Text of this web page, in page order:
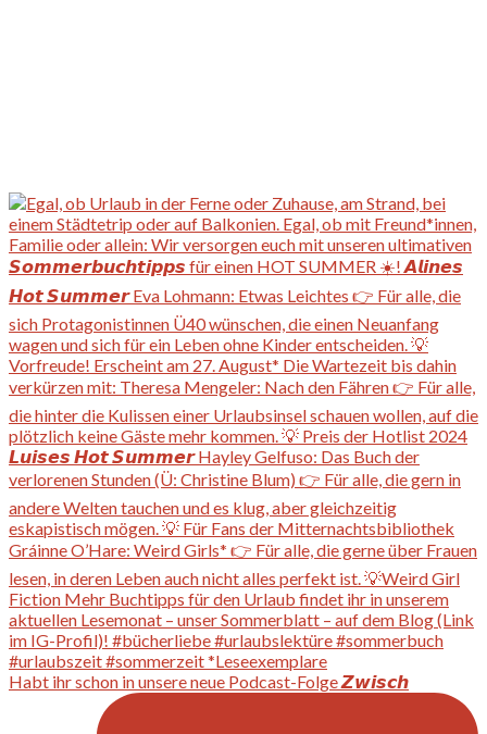
Habt ihr schon in unsere neue Podcast-Folge 𝙕𝙬𝙞𝙨𝙘𝙝